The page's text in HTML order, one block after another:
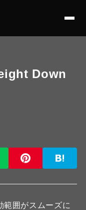
Down
範囲がスムーズに